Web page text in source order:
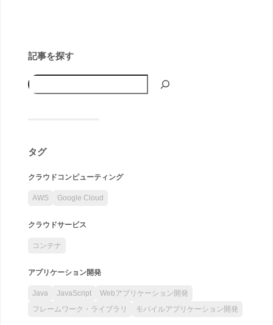
記事を探す
タグ
クラウドコンピューティング
AWS Google Cloud
クラウドサービス
コンテナ
アプリケーション開発
Java JavaScript
Webアプリケーション開発
フレームワーク・ライブラリ
モバイルアプリケーション開発